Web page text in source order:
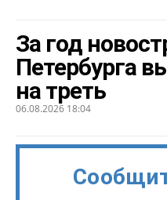
За год
Петербурга
на треть
06.08.2026 18:04